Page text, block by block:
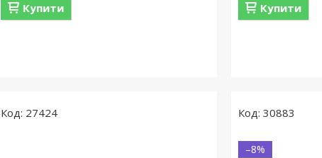
Купити Купити
27424 30883
–8%